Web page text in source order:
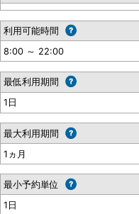
利用可能時間
8:00 ～ 22:00
最低利用期間
1日
最大利用期間
1ヵ月
最小予約単位
1日